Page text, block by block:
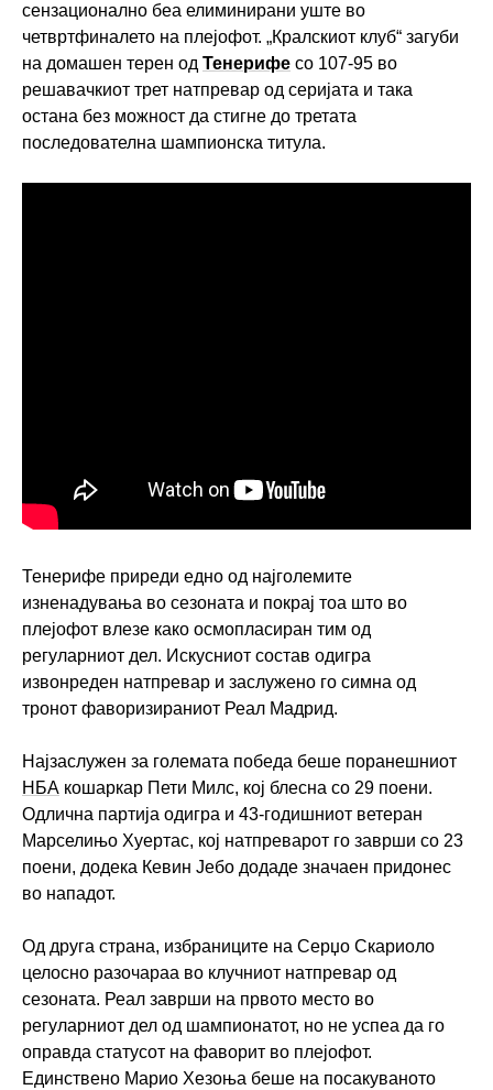
сензационално беа елиминирани уште во
четвртфиналето на плејофот. „Кралскиот клуб“ загуби
на домашен терен од Тенерифе со 107-95 во
решавачкиот трет натпревар од серијата и така
остана без можност да стигне до третата
последователна шампионска титула.
Тенерифе приреди едно од најголемите
изненадувања во сезоната и покрај тоа што во
плејофот влезе како осмопласиран тим од
регуларниот дел. Искусниот состав одигра
извонреден натпревар и заслужено го симна од
тронот фаворизираниот Реал Мадрид.
Најзаслужен за големата победа беше поранешниот
НБА кошаркар Пети Милс, кој блесна со 29 поени.
Одлична партија одигра и 43-годишниот ветеран
Марселињо Хуертас, кој натпреварот го заврши со 23
поени, додека Кевин Јебо додаде значаен придонес
во нападот.
Од друга страна, избраниците на Серџо Скариоло
целосно разочараа во клучниот натпревар од
сезоната. Реал заврши на првото место во
регуларниот дел од шампионатот, но не успеа да го
оправда статусот на фаворит во плејофот.
Единствено Марио Хезоња беше на посакуваното